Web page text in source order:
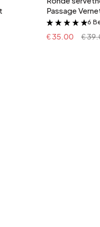
Passage
&
6
€ 35.00 €